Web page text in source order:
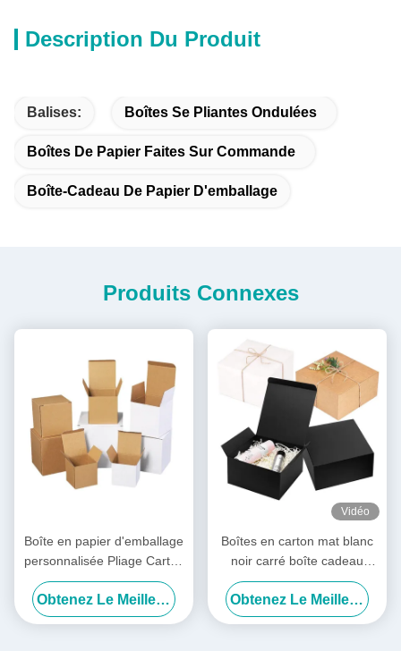
Description Du Produit
Balises: Boîtes Se Pliantes Ondulées
Boîtes De Papier Faites Sur Commande
Boîte-Cadeau De Papier D'emballage
Produits Connexes
Boîte en papier d'emballage
personnalisée Pliage Carton
en papier kraft Impression
de motifs Boîte en carton
ondulé
Obtenez Le Meilleur Prix
Vidéo
Boîtes en carton mat blanc
noir carré boîte cadeau
emballage rigide naturel
Obtenez Le Meilleur Prix